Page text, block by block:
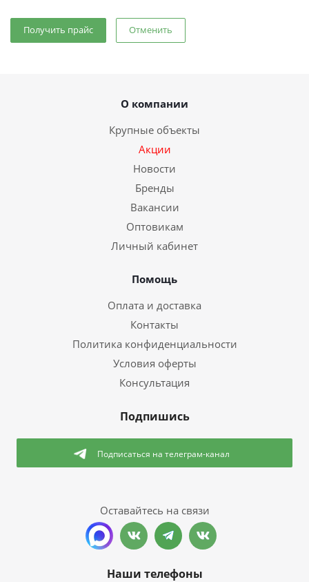
Отменить
О компании
Крупные объекты
Акции
Новости
Бренды
Вакансии
Оптовикам
Личный кабинет
Помощь
Оплата и доставка
Контакты
Политика конфиденциальности
Условия оферты
Консультация
Подпишись
Подписаться на телеграм-канал
Оставайтесь на связи
Наши телефоны